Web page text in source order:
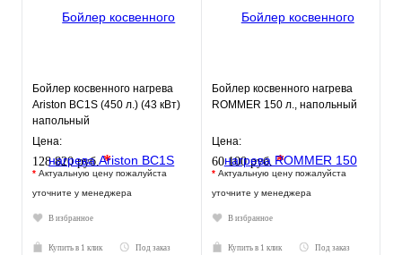
Бойлер косвенного нагрева
Ariston BC1S (450 л.) (43 кВт)
напольный
Цена:
128 820 руб.*
* Актуальную цену пожалуйста
уточните у менеджера
В избранное
Купить в 1 клик Под заказ
Бойлер косвенного нагрева
ROMMER 150 л., напольный
Цена:
60 100 руб.*
* Актуальную цену пожалуйста
уточните у менеджера
В избранное
Купить в 1 клик Под заказ